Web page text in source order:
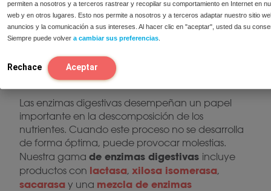
permiten a nosotros y a terceros rastrear y recopilar su comportamiento en Internet en
web y en otros lugares. Esto nos permite a nosotros y a terceros adaptar nuestro sitio
anuncios y la comunicación a sus intereses. Al hacer clic en "aceptar", usted da su
Siempre puede volver a cambiar sus preferencias
Rechace Aceptar
FODMAP. En esta categoría encontrará todas las
soluciones de forma clara y ordenada.
enzimáticos para diferentes
nutrientes?
Las enzimas digestivas desempeñan un papel
importante en la descomposición de los
nutrientes. Cuando este proceso no se desarrolla
de forma óptima, puede provocar molestias.
Nuestra gama de enzimas digestivas incluye
productos con lactasa, xilosa isomerasa,
sacarasa y una mezcla de enzimas